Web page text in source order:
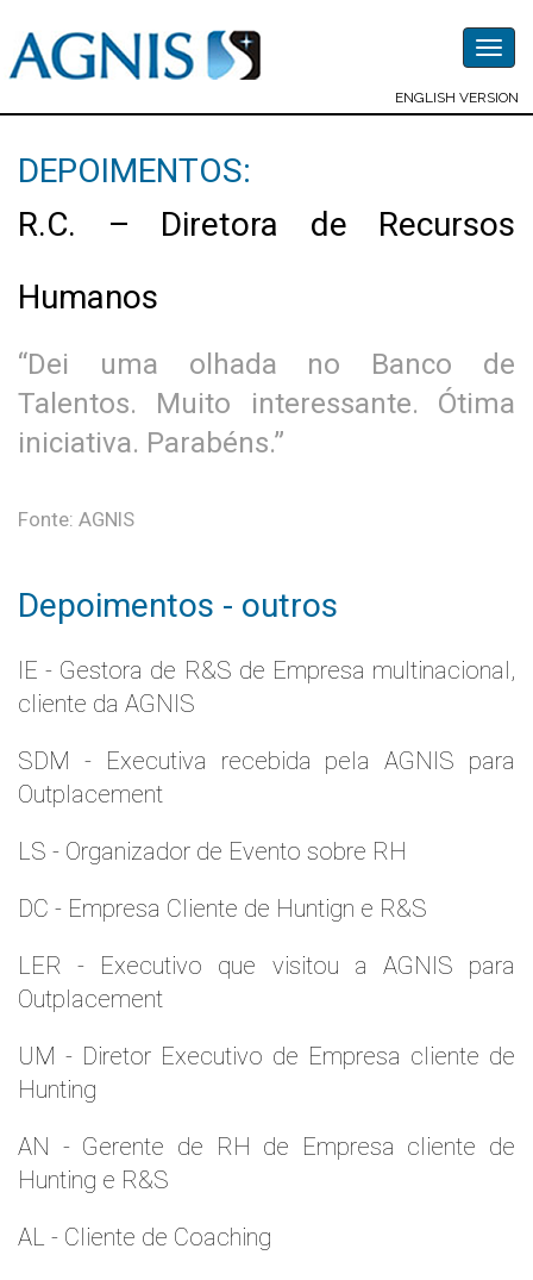
ENGLISH VERSION
DEPOIMENTOS:
R.C. – Diretora de Recursos
Humanos
“Dei uma olhada no Banco de
Talentos. Muito interessante. Ótima
iniciativa. Parabéns.”
Fonte: AGNIS
Depoimentos - outros
IE - Gestora de R&S de Empresa multinacional,
cliente da AGNIS
SDM - Executiva recebida pela AGNIS para
Outplacement
LS - Organizador de Evento sobre RH
DC - Empresa Cliente de Huntign e R&S
LER - Executivo que visitou a AGNIS para
Outplacement
UM - Diretor Executivo de Empresa cliente de
Hunting
AN - Gerente de RH de Empresa cliente de
Hunting e R&S
AL - Cliente de Coaching